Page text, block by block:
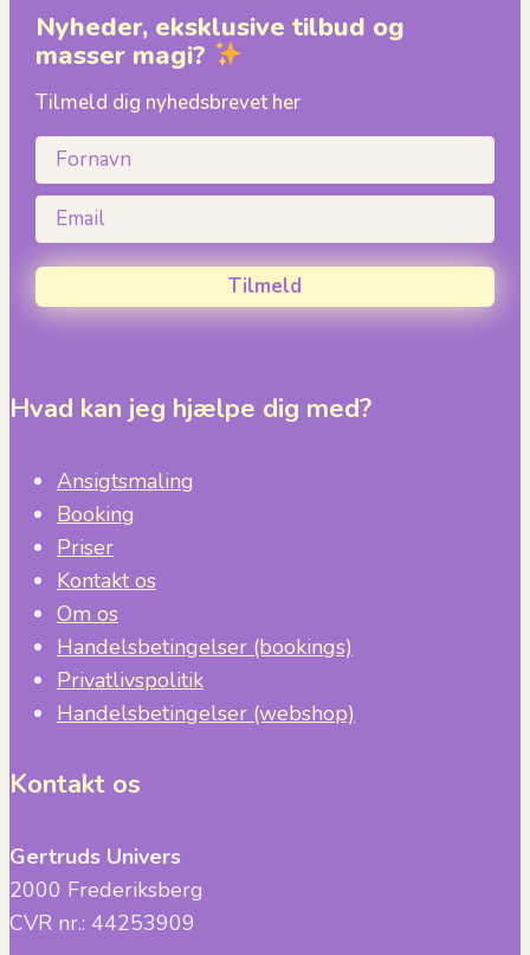
Nyheder, eksklusive tilbud og
masser magi?
Tilmeld dig nyhedsbrevet her
Fornavn
Email
Tilmeld
Hvad kan jeg hjælpe dig med?
Ansigtsmaling
Booking
Priser
Kontakt os
Om os
Handelsbetingelser (bookings)
Privatlivspolitik
Handelsbetingelser (webshop)
Kontakt os
Gertruds Univers
2000 Frederiksberg
CVR nr.: 44253909